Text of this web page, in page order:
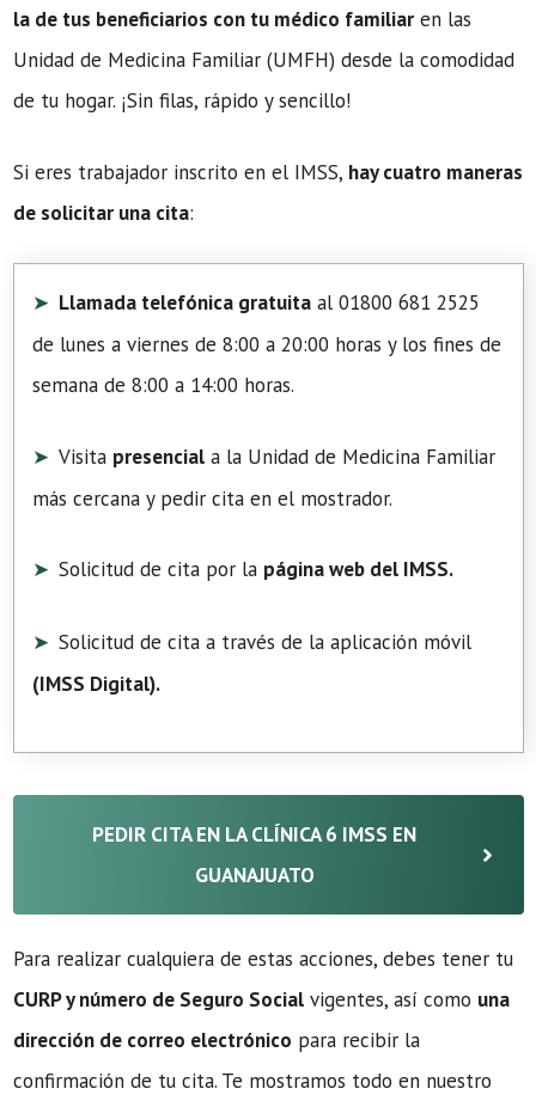
la de tus beneficiarios con tu médico familiar en las
Unidad de Medicina Familiar (UMFH) desde la comodidad
de tu hogar. ¡Sin filas, rápido y sencillo!
Si eres trabajador inscrito en el IMSS, hay cuatro maneras
de solicitar una cita:
Llamada telefónica gratuita al 01800 681 2525
de lunes a viernes de 8:00 a 20:00 horas y los fines de
semana de 8:00 a 14:00 horas.
Visita presencial a la Unidad de Medicina Familiar
más cercana y pedir cita en el mostrador.
Solicitud de cita por la página web del IMSS.
Solicitud de cita a través de la aplicación móvil
(IMSS Digital).
PEDIR CITA EN LA CLÍNICA 6 IMSS EN
GUANAJUATO
Para realizar cualquiera de estas acciones, debes tener tu
CURP y número de Seguro Social vigentes, así como una
dirección de correo electrónico para recibir la
confirmación de tu cita. Te mostramos todo en nuestro